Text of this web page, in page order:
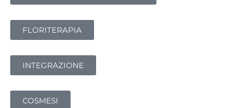
FLORITERAPIA
INTEGRAZIONE
COSMESI